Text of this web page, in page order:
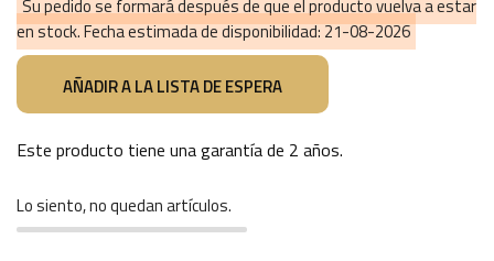
Su pedido se formará después de que el producto vuelva a estar
en stock. Fecha estimada de disponibilidad:21-08-2026
Este producto tiene una garantía de 2 años.
Lo siento, no quedan artículos.